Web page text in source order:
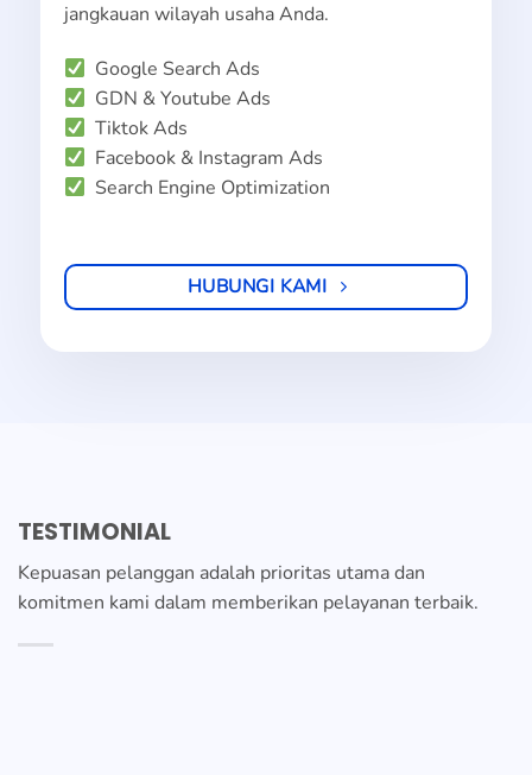
jangkauan wilayah usaha Anda.
Google Search Ads
GDN & Youtube Ads
Tiktok Ads
Facebook & Instagram Ads
Search Engine Optimization
HUBUNGI KAMI
TESTIMONIAL
Kepuasan pelanggan adalah prioritas utama dan
komitmen kami dalam memberikan pelayanan terbaik.